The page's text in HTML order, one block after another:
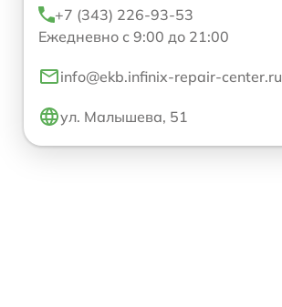
+7 (343) 226-93-53
Ежедневно с 9:00 до 21:00
info@ekb.infinix-repair-center.ru
ул. Малышева, 51